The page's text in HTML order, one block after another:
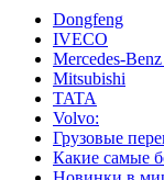
Dongfeng
IVECO
Mercedes-
Mitsubishi
TATA
Volvo:
Грузовые
Какие самые